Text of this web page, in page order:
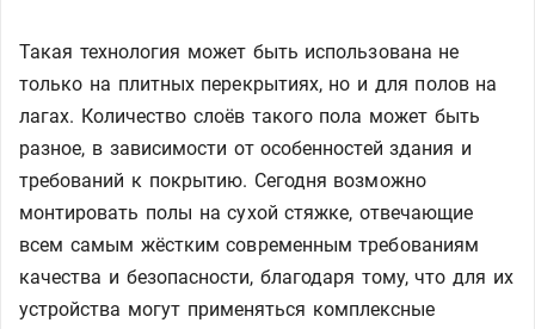
Такая технология может быть использована не
только на плитных перекрытиях, но и для полов на
лагах. Количество слоёв такого пола может быть
разное, в зависимости от особенностей здания и
требований к покрытию. Сегодня возможно
монтировать полы на сухой стяжке, отвечающие
всем самым жёстким современным требованиям
качества и безопасности, благодаря тому, что для их
устройства могут применяться комплексные